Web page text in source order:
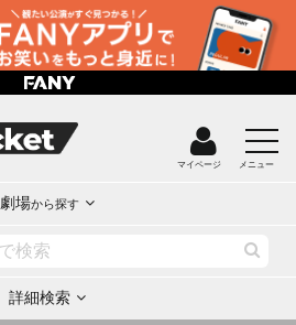
マイページ メニュー
劇場から探す
詳細検索